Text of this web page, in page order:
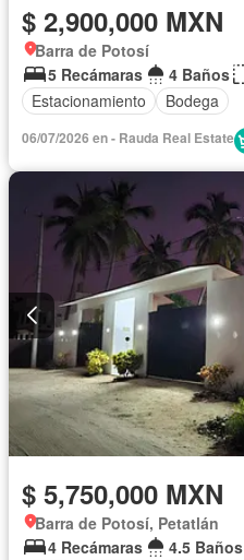
$ 2,900,000 MXN
Barra de Potosí
5 Recámaras
4 Baños
Estacionamiento
Bodega
06/07/2026 en - Rauda Real Estate
$ 5,750,000 MXN
Barra de Potosí, Petatlán
4 Recámaras
4.5 Baños